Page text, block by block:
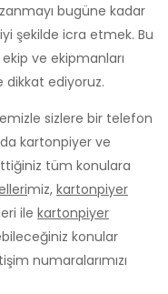
bugüne kadar
şekilde icra etmek. Bu
ve ekipmanları
ediyoruz.
sizlere bir telefon
kartonpiyer ve
tüm konulara
miz, kartonpiyer
ile kartonpiyer
konular
numaralarımızı